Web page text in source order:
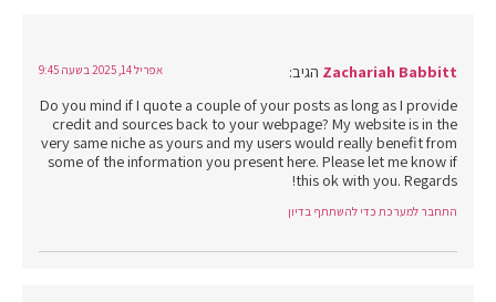
Zachariah Babbitt הגיב: אפריל 14, 2025 בשעה 9:45
Do you mind if I quote a couple of your posts as long as I provide
credit and sources back to your webpage? My website is in the
very same niche as yours and my users would really benefit from
some of the information you present here. Please let me know if
this ok with you. Regards!
התחבר למערכת כדי להשתתף בדיון